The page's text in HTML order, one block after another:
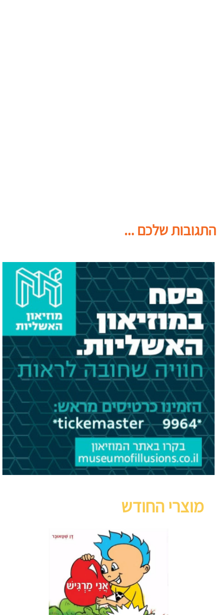
התגובות שלכם ...
מוצרי החודש